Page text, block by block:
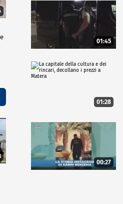
01:45
01:28
00:27